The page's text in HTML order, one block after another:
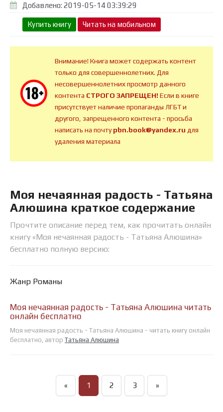
Добавлено: 2019-05-14 03:39:29
Купить книгу Читать на мобильном
Внимание! Книга может содержать контент
только для совершеннолетних. Для
несовершеннолетних просмотр данного
контента СТРОГО ЗАПРЕЩЕН!Если в книге
присутствует наличие пропаганды ЛГБТ и
другого, запрещенного контента - просьба
написать на почтуpbn.book@yandex.ru для
удаления материала
Моя нечаянная радость - Татьяна
Алюшина краткое содержание
Прочтите описание перед тем, как прочитать онлайн
книгу «Моя нечаянная радость - Татьяна Алюшина»
бесплатно полную версию:
Жанр Романы
Моя нечаянная радость - Татьяна Алюшина читать
онлайн бесплатно
Моя нечаянная радость - Татьяна Алюшина - читать книгу онлайн
бесплатно, автор Татьяна Алюшина
« 1 2 3 »